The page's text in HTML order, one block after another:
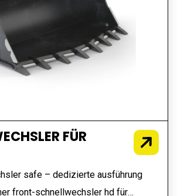
FÜR
safe – dedizierte ausführung